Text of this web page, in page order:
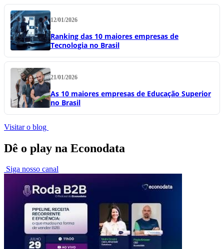
12/01/2026
Ranking das 10 maiores empresas de
Tecnologia no Brasil
21/01/2026
As 10 maiores empresas de Educação Superior
no Brasil
Visitar o blog
Dê o play na Econodata
Siga nosso canal